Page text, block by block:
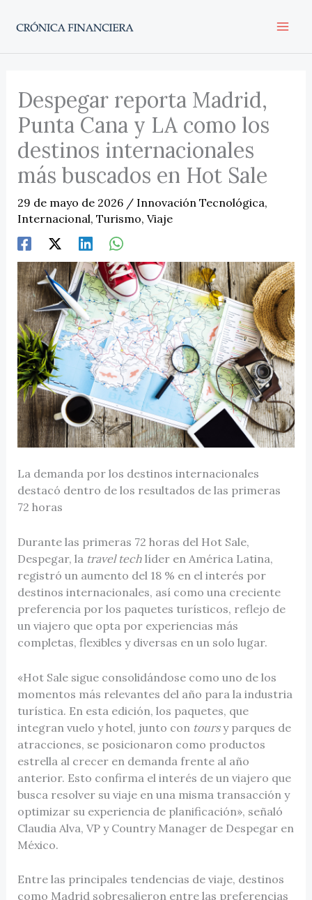
Despegar reporta Madrid,
Punta Cana y LA como los
destinos internacionales
más buscados en Hot Sale
29 de mayo de 2026 / Innovación Tecnológica,
Internacional, Turismo, Viaje
La demanda por los destinos internacionales
destacó dentro de los resultados de las primeras
72 horas
Durante las primeras 72 horas del Hot Sale,
Despegar, la travel techlíder en América Latina,
registró un aumento del 18 % en el interés por
destinos internacionales, así como una creciente
preferencia por los paquetes turísticos, reflejo de
un viajero que opta por experiencias más
completas, flexibles y diversas en un solo lugar.
«Hot Sale sigue consolidándose como uno de los
momentos más relevantes del año para la industria
turística. En esta edición, los paquetes, que
integran vuelo y hotel, junto con toursy parques de
atracciones, se posicionaron como productos
estrella al crecer en demanda frente al año
anterior. Esto confirma el interés de un viajero que
busca resolver su viaje en una misma transacción y
optimizar su experiencia de planificación», señaló
Claudia Alva, VP y Country Manager de Despegar en
México.
Entre las principales tendencias de viaje, destinos
como Madrid sobresalieron entre las preferencias